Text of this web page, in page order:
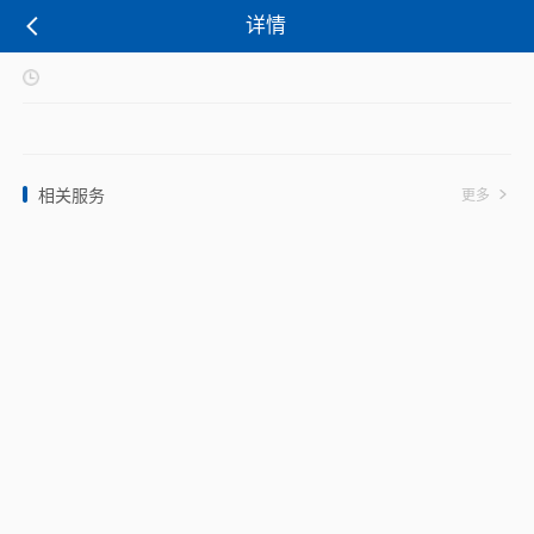
详情
相关服务 更多